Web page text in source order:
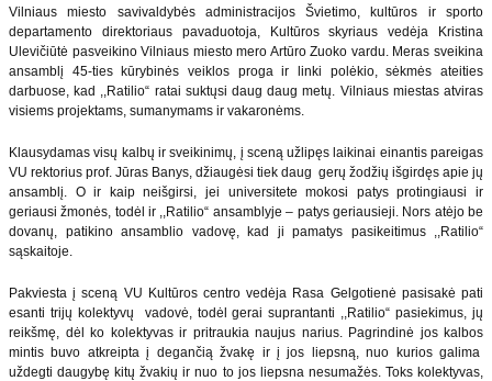
Vilniaus miesto savivaldybės administracijos Švietimo, kultūros ir sporto
departamento direktoriaus pavaduotoja, Kultūros skyriaus vedėja Kristina
Ulevičiūtė pasveikino Vilniaus miesto mero Artūro Zuoko vardu. Meras sveikina
ansamblį 45-ties kūrybinės veiklos proga ir linki polėkio, sėkmės ateities
darbuose, kad ,,Ratilio“ ratai suktųsi daug daug metų. Vilniaus miestas atviras
visiems projektams, sumanymams ir vakaronėms.
Klausydamas visų kalbų ir sveikinimų, į sceną užlipęs laikinai einantis pareigas
VU rektorius prof. Jūras Banys, džiaugėsi tiek daug gerų žodžių išgirdęs apie jų
ansamblį. O ir kaip neišgirsi, jei universitete mokosi patys protingiausi ir
geriausi žmonės, todėl ir ,,Ratilio“ ansamblyje – patys geriausieji. Nors atėjo be
dovanų, patikino ansamblio vadovę, kad ji pamatys pasikeitimus ,,Ratilio“
sąskaitoje.
Pakviesta į sceną VU Kultūros centro vedėja Rasa Gelgotienė pasisakė pati
esanti trijų kolektyvų vadovė, todėl gerai suprantanti ,,Ratilio“ pasiekimus, jų
reikšmę, dėl ko kolektyvas ir pritraukia naujus narius. Pagrindinė jos kalbos
mintis buvo atkreipta į degančią žvakę ir į jos liepsną, nuo kurios galima
uždegti daugybę kitų žvakių ir nuo to jos liepsna nesumažės. Toks kolektyvas,